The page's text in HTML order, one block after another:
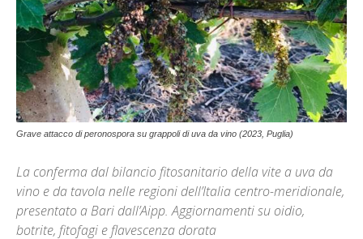
Grave attacco di peronospora su grappoli di uva da vino (2023, Puglia)
La conferma dal bilancio fitosanitario della vite a uva da
vino e da tavola nelle regioni dell’Italia centro-meridionale,
presentato a Bari dall’Aipp. Aggiornamenti su oidio,
botrite, fitofagi e flavescenza dorata